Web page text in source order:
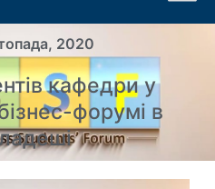
2020
кафедри у
форумі в